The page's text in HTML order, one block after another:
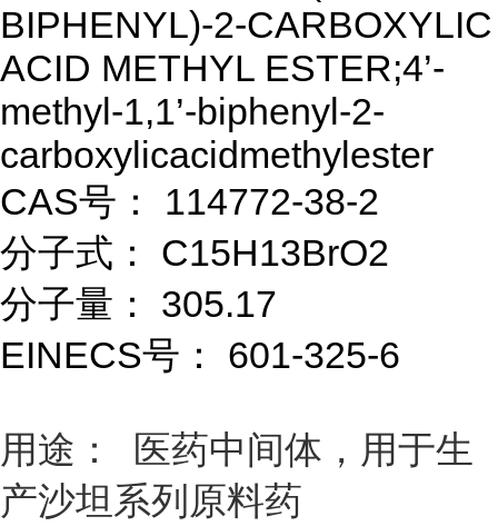
BIPHENYL)-2-CARBOXYLIC
ACID METHYL ESTER;4’-
methyl-1,1’-biphenyl-2-
carboxylicacidmethylester
CAS号： 114772-38-2
分子式： C15H13BrO2
分子量： 305.17
EINECS号： 601-325-6
用途： 医药中间体，用于生
产沙坦系列原料药